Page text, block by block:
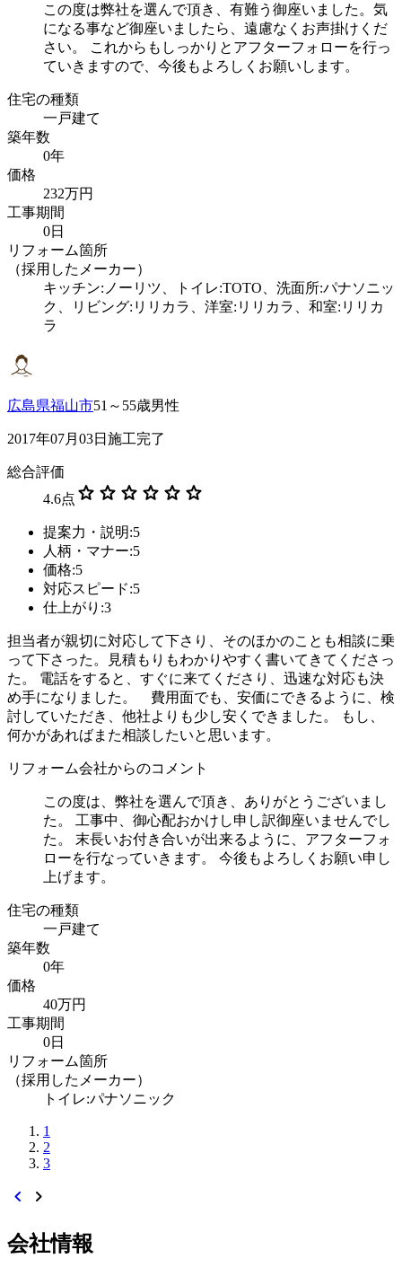
この度は弊社を選んで頂き、有難う御座いました。気
になる事など御座いましたら、遠慮なくお声掛けくだ
さい。 これからもしっかりとアフターフォローを行っ
ていきますので、今後もよろしくお願いします。
住宅の種類
一戸建て
築年数
0年
価格
232万円
工事期間
0日
リフォーム箇所
（採用したメーカー）
キッチン:ノーリツ、トイレ:TOTO、洗面所:パナソニッ
ク、リビング:リリカラ、洋室:リリカラ、和室:リリカ
ラ
広島県福山市51～55歳男性
2017年07月03日施工完了
総合評価
4.6点 star star star star star star
提案力・説明:5
人柄・マナー:5
価格:5
対応スピード:5
仕上がり:3
担当者が親切に対応して下さり、そのほかのことも相談に乗
って下さった。見積もりもわかりやすく書いてきてくださっ
た。 電話をすると、すぐに来てくださり、迅速な対応も決
め手になりました。 費用面でも、安価にできるように、検
討していただき、他社よりも少し安くできました。 もし、
何かがあればまた相談したいと思います。
リフォーム会社からのコメント
この度は、弊社を選んで頂き、ありがとうございまし
た。 工事中、御心配おかけし申し訳御座いませんでし
た。 末長いお付き合いが出来るように、アフターフォ
ローを行なっていきます。 今後もよろしくお願い申し
上げます。
住宅の種類
一戸建て
築年数
0年
価格
40万円
工事期間
0日
リフォーム箇所
（採用したメーカー）
トイレ:パナソニック
1
2
3
chevron_left chevron_right
会社情報